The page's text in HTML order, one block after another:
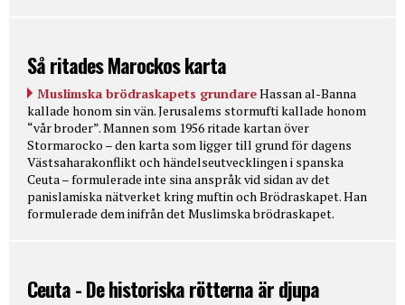
Så ritades Marockos karta
Muslimska brödraskapets grundareHassan al-Banna
kallade honom sin vän. Jerusalems stormufti kallade honom
“vår broder”. Mannen som 1956 ritade kartan över
Stormarocko – den karta som ligger till grund för dagens
Västsaharakonflikt och händelseutvecklingen i spanska
Ceuta – formulerade inte sina anspråk vid sidan av det
panislamiska nätverket kring muftin och Brödraskapet. Han
formulerade dem inifrån det Muslimska brödraskapet.
Ceuta - De historiska rötterna är djupa